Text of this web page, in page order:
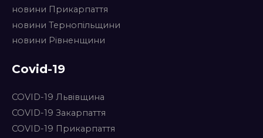
новини Прикарпаття
новини Тернопільщини
новини Рівненщини
Covid-19
COVID-19 Львівщина
COVID-19 Закарпаття
COVID-19 Прикарпаття